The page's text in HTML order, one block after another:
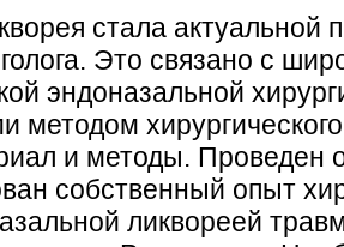
стала актуальной
Это связано с
эндоназальной
методом
и методы. Проведен
собственный опыт
ликвореей